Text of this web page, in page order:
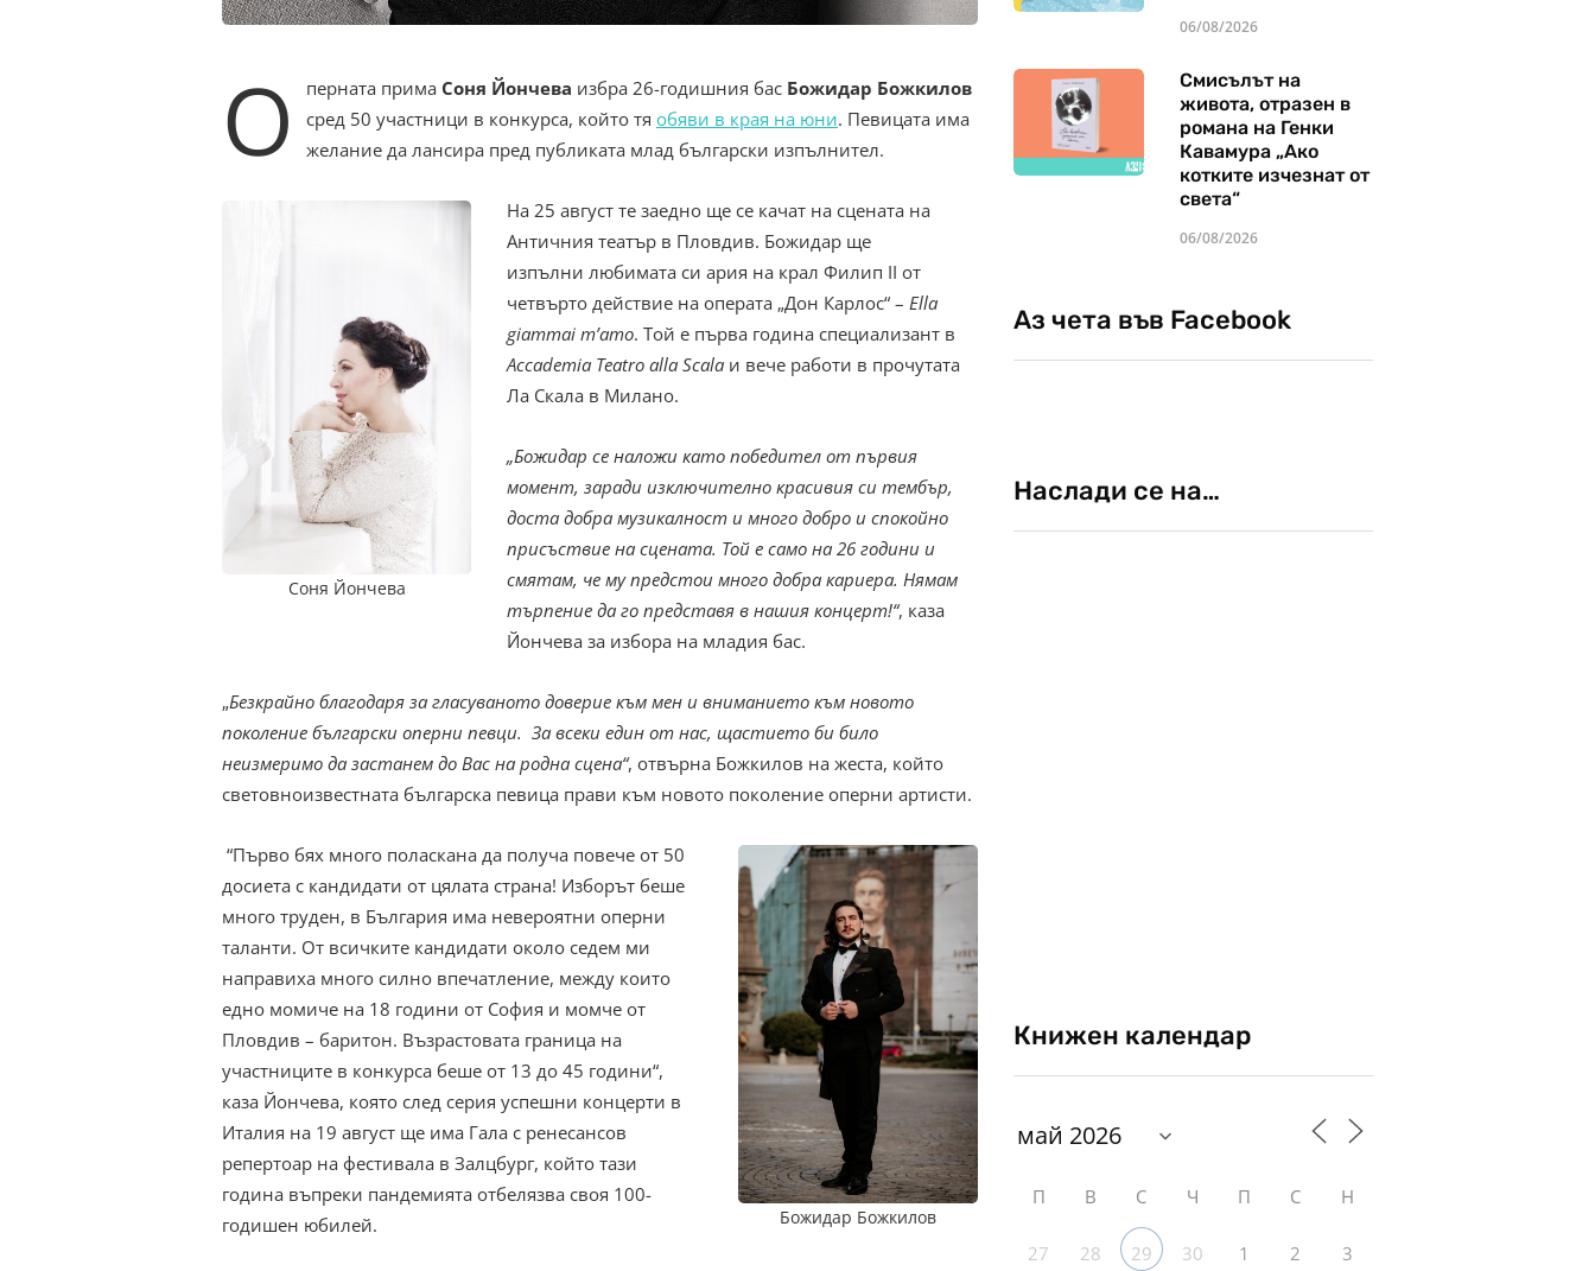
О перната прима Соня Йончева избра 26-годишния бас Божидар Божкилов
сред 50 участници в конкурса, който тя обяви в края на юни. Певицата има
желание да лансира пред публиката млад български изпълнител.
Соня Йончева
На 25 август те заедно ще се качат на сцената на
Античния театър в Пловдив. Божидар ще
изпълни любимата си ария на крал Филип II от
четвърто действие на операта „Дон Карлос“ – Ella
giammai m’amo. Той е първа година специализант в
Accademia Teatro alla Scala и вече работи в прочутата
Ла Скала в Милано.
„Божидар се наложи като победител от първия
момент, заради изключително красивия си тембър,
доста добра музикалност и много добро и спокойно
присъствие на сцената. Той е само на 26 години и
смятам, че му предстои много добра кариера. Нямам
търпение да го представя в нашия концерт!“, каза
Йончева за избора на младия бас.
„Безкрайно благодаря за гласуваното доверие към мен и вниманието към новото
поколение български оперни певци. За всеки един от нас, щастието би било
неизмеримо да застанем до Вас на родна сцена“, отвърна Божкилов на жеста, който
световноизвестната българска певица прави към новото поколение оперни артисти.
Божидар Божкилов
“Първо бях много поласкана да получа повече от 50
досиета с кандидати от цялата страна! Изборът беше
много труден, в България има невероятни оперни
таланти. От всичките кандидати около седем ми
направиха много силно впечатление, между които
едно момиче на 18 години от София и момче от
Пловдив – баритон. Възрастовата граница на
участниците в конкурса беше от 13 до 45 години“,
каза Йончева, която след серия успешни концерти в
Италия на 19 август ще има Гала с ренесансов
репертоар на фестивала в Залцбург, който тази
година въпреки пандемията отбелязва своя 100-
годишен юбилей.
06/08/2026
Смисълът на
живота, отразен в
романа на Генки
Кавамура „Ако
котките изчезнат от
света“
06/08/2026
Аз чета във Facebook
Наслади се на…
Книжен календар
П В С Ч П С Н
27 28 29 30 1 2 3